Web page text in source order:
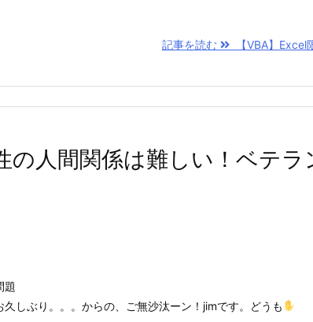
記事を読む 【VBA】Excel
の人間関係は難しい！ベテラ
題
久しぶり。。。からの、ご無沙汰ーン！jimです。どうも